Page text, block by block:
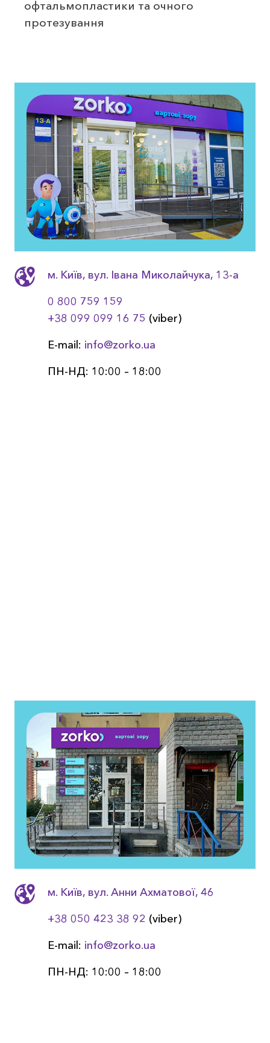
офтальмопластики та очного
протезування
м. Київ, вул. Івана Миколайчука, 13-a
0 800 759 159
+38 099 099 16 75 (viber)
E-mail: info@zorko.ua
ПН-НД: 10:00 – 18:00
м. Київ, вул. Анни Ахматовоï, 46
+38 050 423 38 92 (viber)
E-mail: info@zorko.ua
ПН-НД: 10:00 – 18:00